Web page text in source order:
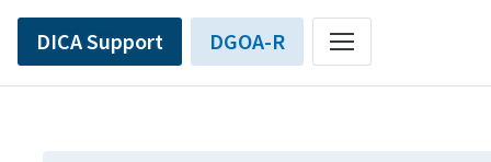
DICA Support DGOA-R